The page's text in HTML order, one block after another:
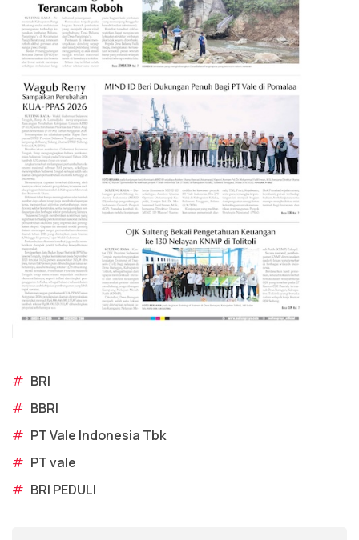
# BRI
# BBRI
# PT Vale Indonesia Tbk
# PT vale
# BRI PEDULI